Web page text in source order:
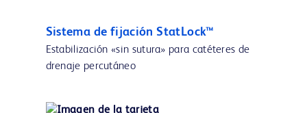
Sistema de fijación StatLock™
Estabilización «sin sutura» para catéteres de
drenaje percutáneo